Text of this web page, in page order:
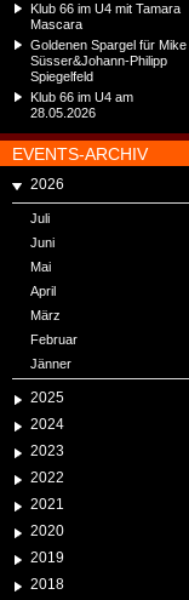
Klub 66 im U4 mit Tamara
Mascara
Goldenen Spargel für Mike
Süsser&Johann-Philipp
Spiegelfeld
Klub 66 im U4 am
28.05.2026
EVENTS-ARCHIV
2026
Juli
Juni
Mai
April
März
Februar
Jänner
2025
2024
2023
2022
2021
2020
2019
2018